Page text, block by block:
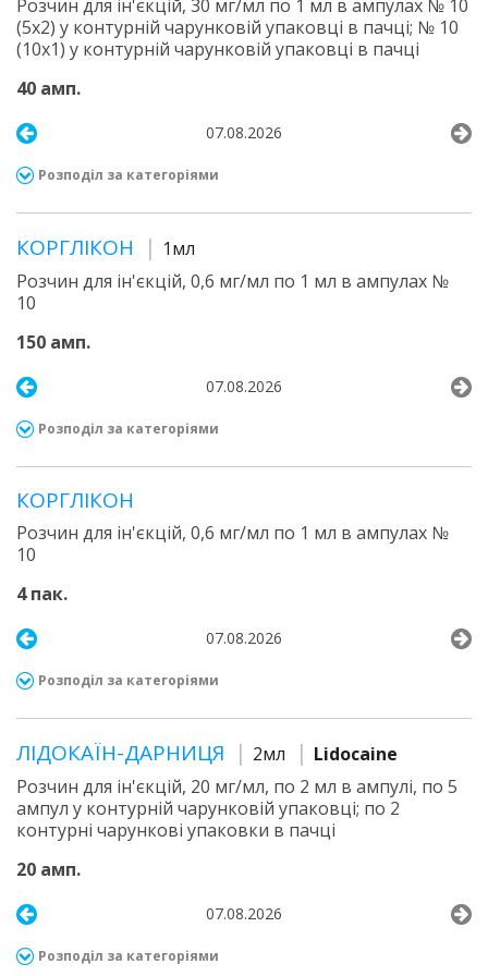
Розчин для ін'єкцій, 30 мг/мл по 1 мл в ампулах № 10
(5х2) у контурній чарунковій упаковці в пачці; № 10
(10х1) у контурній чарунковій упаковці в пачці
40 амп.
07.08.2026
Розподіл за категоріями
КОРГЛІКОН
1мл
Розчин для ін'єкцій, 0,6 мг/мл по 1 мл в ампулах №
10
150 амп.
07.08.2026
Розподіл за категоріями
КОРГЛІКОН
Розчин для ін'єкцій, 0,6 мг/мл по 1 мл в ампулах №
10
4 пак.
07.08.2026
Розподіл за категоріями
ЛІДОКАЇН-ДАРНИЦЯ 2мл
Lidocaine
Розчин для ін'єкцій, 20 мг/мл, по 2 мл в ампулі, по 5
ампул у контурній чарунковій упаковці; по 2
контурні чарункові упаковки в пачці
20 амп.
07.08.2026
Розподіл за категоріями